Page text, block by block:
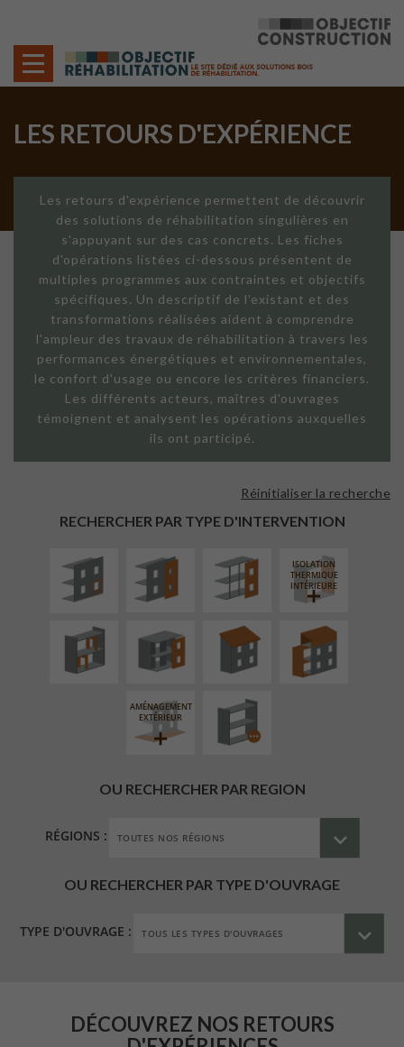
LES RETOURS D'EXPÉRIENCE
Les retours d'expérience permettent de découvrir
des solutions de réhabilitation singulières en
s'appuyant sur des cas concrets. Les fiches
d'opérations listées ci-dessous présentent de
multiples programmes aux contraintes et objectifs
spécifiques. Un descriptif de l'existant et des
transformations réalisées aident à comprendre
l'ampleur des travaux de réhabilitation à travers les
performances énergétiques et environnementales,
le confort d'usage ou encore les critères financiers.
Les différents acteurs, maîtres d'ouvrages
témoignent et analysent les opérations auxquelles
ils ont participé.
RECHERCHER PAR TYPE D'INTERVENTION
Réinitialiser la recherche
EXTÉRIEURE
FAÇADE SUR
LINÉAIRE
ISOLATION
THERMIQUE
INTÉRIEURE
RÉAMÉNAGEMENT
INTÉRIEUR
FERMETURE
LOGGIAS
RÉFECTION DES
TOITURES
SURÉLÉVATION
EXTENSION
AMÉNAGEMENT
EXTÉRIEUR
PROCÉDÉ
PARTICULIER
OU RECHERCHER PAR REGION
RÉGIONS :
OU RECHERCHER PAR TYPE D'OUVRAGE
TYPE D'OUVRAGE :
DÉCOUVREZ NOS RETOURS